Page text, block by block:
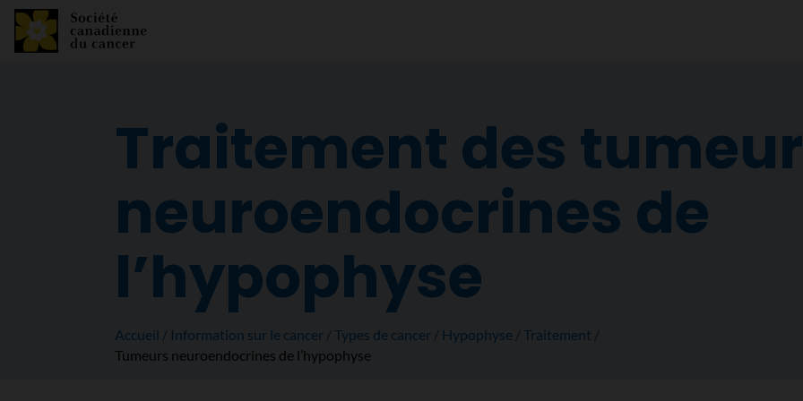
Traitement des
neuroendocrines de
l’hypophyse
Accueil Information sur le cancer Types de cancer Hypophyse
Traitement
Tumeurs neuroendocrines de l’hypophyse